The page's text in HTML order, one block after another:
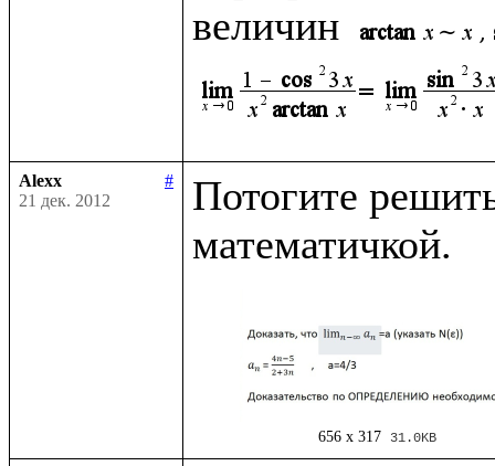
величин
Alexx
#
21 дек. 2012
Потогите
656 x 317 31.0KB